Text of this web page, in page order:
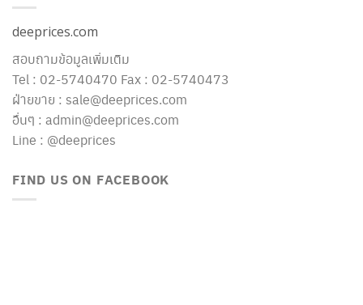
deeprices.com
สอบถามข้อมูลเพิ่มเติม
Tel : 02-5740470 Fax : 02-5740473
ฝ่ายขาย : sale@deeprices.com
อื่นๆ : admin@deeprices.com
Line : @deeprices
FIND US ON FACEBOOK